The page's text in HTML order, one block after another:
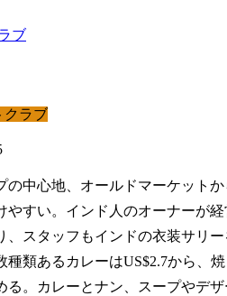
ブ
クラブ
の中心地、オールドマーケット
やすい。インド人のオーナーが
、スタッフもインドの衣装サリ
種類あるカレーはUS$2.7から、
る。カレーとナン、スープやデ